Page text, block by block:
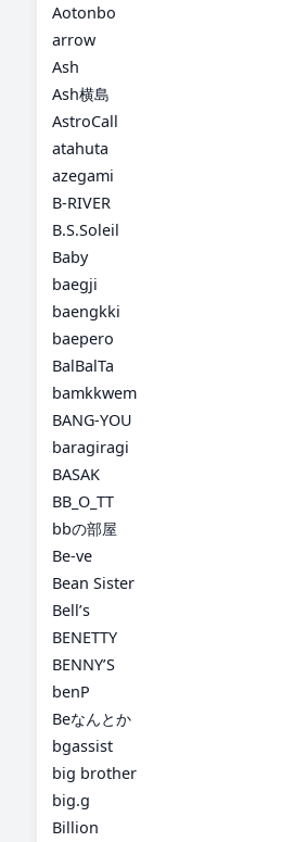
Aotonbo
arrow
Ash
Ash横島
AstroCall
atahuta
azegami
B-RIVER
B.S.Soleil
Baby
baegji
baengkki
baepero
BalBalTa
bamkkwem
BANG-YOU
baragiragi
BASAK
BB_O_TT
bbの部屋
Be-ve
Bean Sister
Bell’s
BENETTY
BENNY’S
benP
Beなんとか
bgassist
big brother
big.g
Billion